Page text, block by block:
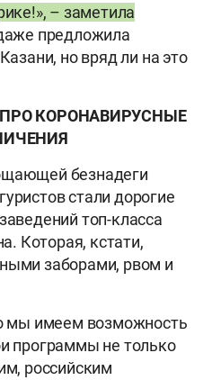
– заметила
предложила
но вряд ли на это
КОРОНАВИРУСНЫЕ
безнадеги
стали дорогие
топ-класса
Которая, кстати,
заборами, рвом и
мы имеем возможность
программы не только
российским